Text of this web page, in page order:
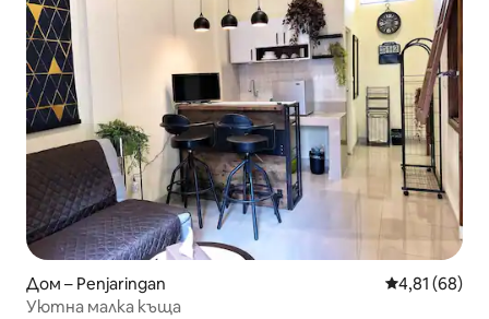
Дом – Penjaringan Средна
4,81 (68)
Уютна малка къща